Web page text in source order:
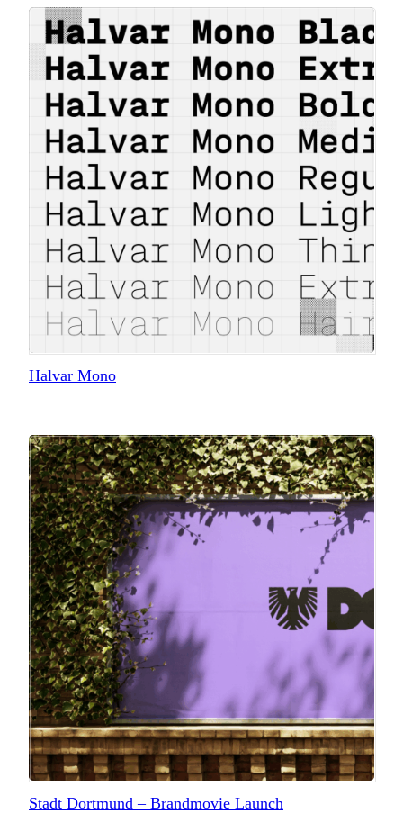
Halvar Mono
Stadt Dortmund – Brandmovie Launch